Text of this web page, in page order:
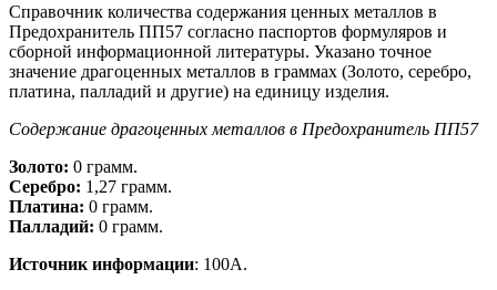
Справочник количества содержания ценных металлов в
Предохранитель ПП57 согласно паспортов формуляров и
сборной информационной литературы. Указано точное
значение драгоценных металлов в граммах (Золото, серебро,
платина, палладий и другие) на единицу изделия.
Содержание драгоценных металлов в Предохранитель ПП57
Золото: 0 грамм.
Серебро: 1,27 грамм.
Платина: 0 грамм.
Палладий: 0 грамм.
Источник информации: 100А.